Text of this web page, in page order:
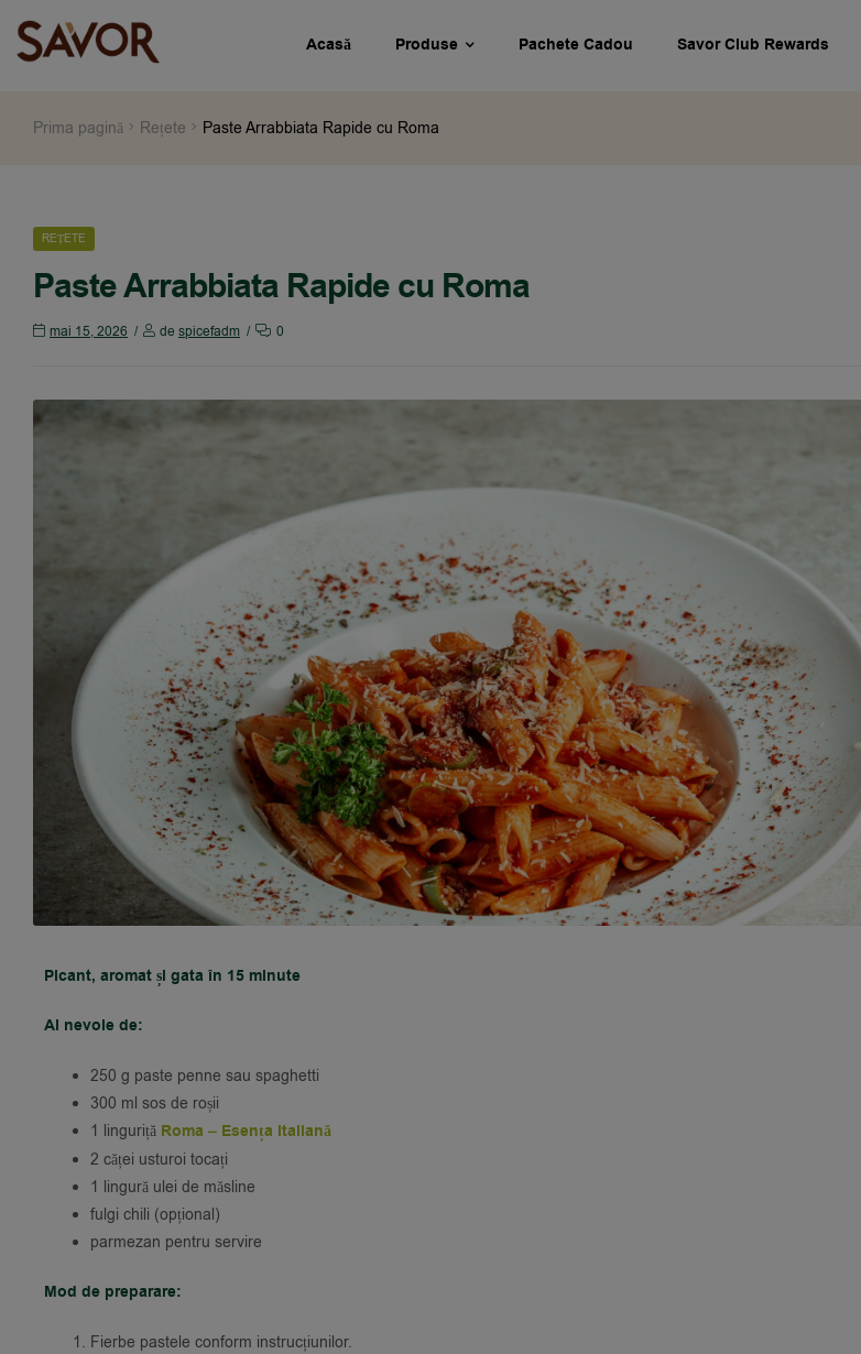
Acasă Produse Pachete Cadou Savor Club Rewards
Prima pagină Rețete Paste Arrabbiata Rapide cu Roma
REȚETE
Paste Arrabbiata Rapide cu Roma
mai 15, 2026 de spicefadm 0
Picant, aromat și gata în 15 minute
Ai nevoie de:
250 g paste penne sau spaghetti
300 ml sos de roșii
1 linguriță Roma – Esența Italiană
2 căței usturoi tocați
1 lingură ulei de măsline
fulgi chili (opțional)
parmezan pentru servire
Mod de preparare:
Fierbe pastele conform instrucțiunilor.